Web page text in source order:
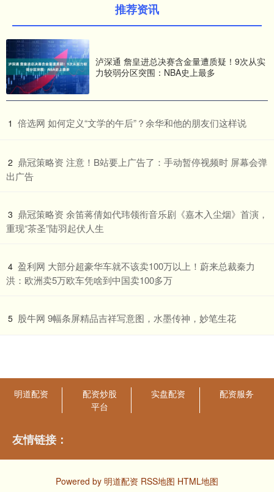
推荐资讯
泸深通 詹皇进总决赛含金量遭质疑！9次从实
力较弱分区突围：NBA史上最多
1 ​倍选网 如何定义“文学的午后”？余华和他的朋友们这样说
2 ​鼎冠策略资 注意！B站要上广告了：手动暂停视频时 屏幕会弹
出广告
3 ​鼎冠策略资 余笛蒋倩如代玮领衔音乐剧《嘉木入尘烟》首演，
重现“茶圣”陆羽起伏人生
4 ​盈利网 大部分超豪华车就不该卖100万以上！蔚来总裁秦力
洪：欧洲卖5万欧车凭啥到中国卖100多万
5 ​股牛网 9幅条屏精品吉祥写意图，水墨传神，妙笔生花
明道配资
配资炒股
平台
实盘配资 配资服务
友情链接：
Powered by 明道配资 RSS地图 HTML地图